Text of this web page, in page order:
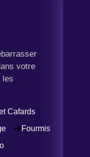
votre
les
Cafards
Fourmis